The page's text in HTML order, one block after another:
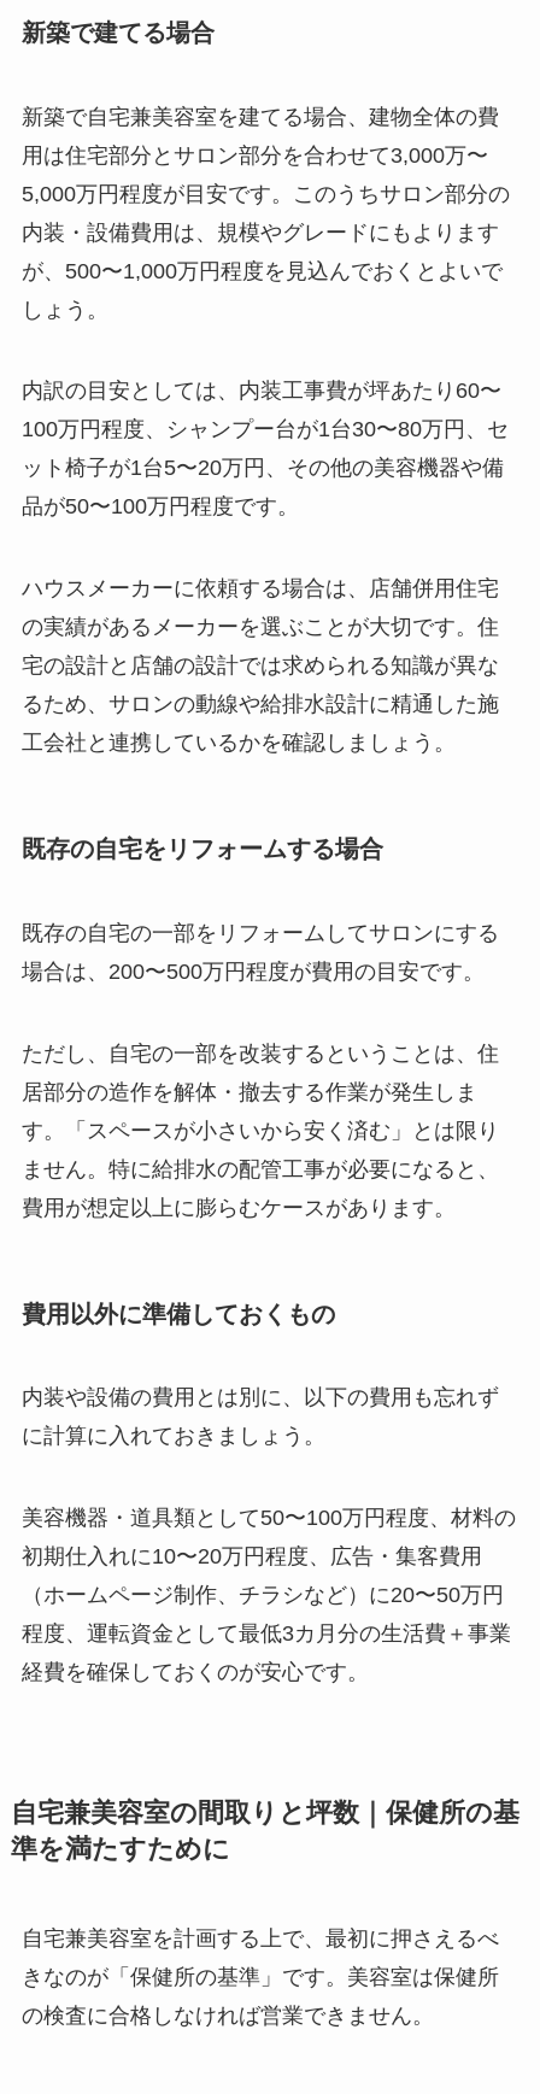
新築で建てる場合
新築で自宅兼美容室を建てる場合、建物全体の費
用は住宅部分とサロン部分を合わせて3,000万〜
5,000万円程度が目安です。このうちサロン部分の
内装・設備費用は、規模やグレードにもよります
が、500〜1,000万円程度を見込んでおくとよいで
しょう。
内訳の目安としては、内装工事費が坪あたり60〜
100万円程度、シャンプー台が1台30〜80万円、セ
ット椅子が1台5〜20万円、その他の美容機器や備
品が50〜100万円程度です。
ハウスメーカーに依頼する場合は、店舗併用住宅
の実績があるメーカーを選ぶことが大切です。住
宅の設計と店舗の設計では求められる知識が異な
るため、サロンの動線や給排水設計に精通した施
工会社と連携しているかを確認しましょう。
既存の自宅をリフォームする場合
既存の自宅の一部をリフォームしてサロンにする
場合は、200〜500万円程度が費用の目安です。
ただし、自宅の一部を改装するということは、住
居部分の造作を解体・撤去する作業が発生しま
す。「スペースが小さいから安く済む」とは限り
ません。特に給排水の配管工事が必要になると、
費用が想定以上に膨らむケースがあります。
費用以外に準備しておくもの
内装や設備の費用とは別に、以下の費用も忘れず
に計算に入れておきましょう。
美容機器・道具類として50〜100万円程度、材料の
初期仕入れに10〜20万円程度、広告・集客費用
（ホームページ制作、チラシなど）に20〜50万円
程度、運転資金として最低3カ月分の生活費＋事業
経費を確保しておくのが安心です。
自宅兼美容室の間取りと坪数｜保健所の基
準を満たすために
自宅兼美容室を計画する上で、最初に押さえるべ
きなのが「保健所の基準」です。美容室は保健所
の検査に合格しなければ営業できません。